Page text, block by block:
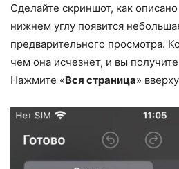
Сделайте скриншот, как
нижнем углу появится
предварительного просмотра.
чем она исчезнет, ​​и вы
Нажмите «Вся страница»